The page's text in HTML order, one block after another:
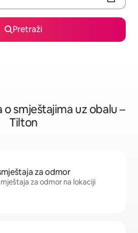
Pretraži
smještajima uz obalu –
Tilton
za odmor
za odmor na lokaciji